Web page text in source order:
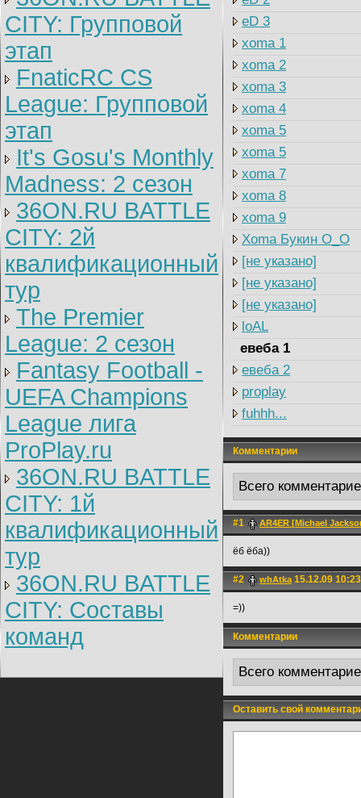
CITY: Групповой
этап
FnaticRC CS
League: Групповой
этап
It's Gosu's Monthly
Madness: 2 сезон
36ON.RU BATTLE
CITY: 2й
квалификационный
тур
The Premier
League: 2 cезон
Fantasy Football -
UEFA Champions
League лига
ProPlay.ru
36ON.RU BATTLE
CITY: 1й
квалификационный
тур
36ON.RU BATTLE
CITY: Составы
команд
eD 3
xoma 1
xoma 2
xoma 3
xoma 4
xoma 5
xoma 5
xoma 7
xoma 8
xoma 9
Xoma Букин O_O
[не указано]
[не указано]
[не указано]
loAL
евеба 1
евеба 2
proplay
fuhhh...
Комментарии
Всего
#1 AR4ER [Michael
ёб ёба))
#2 whAtka15.12.09 10:23
=))
Комментарии
Всего
Оставить свой